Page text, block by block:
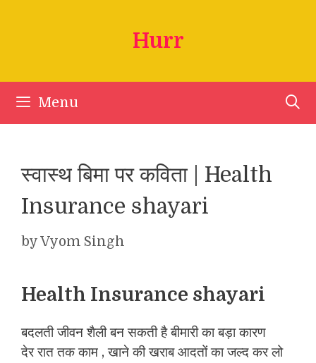
Hurr
Menu
स्वास्थ बिमा पर कविता | Health
Insurance shayari
byVyom Singh
Health Insurance shayari
बदलती जीवन शैली बन सकती है बीमारी का बड़ा कारण
देर रात तक काम , खाने की खराब आदतों का जल्द कर लो